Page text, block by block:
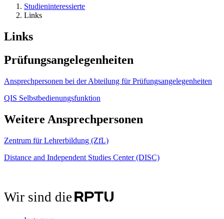
Studieninteressierte
Links
Links
Prüfungsangelegenheiten
Ansprechpersonen bei der Abteilung für Prüfungsangelegenheiten
QIS Selbstbedienungsfunktion
Weitere Ansprechpersonen
Zentrum für Lehrerbildung (ZfL)
Distance and Independent Studies Center (DISC)
Wir sind die